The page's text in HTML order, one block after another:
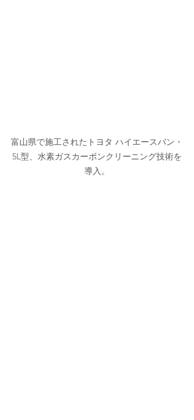
富山県で施工されたトヨタ ハイエースバン・
5L型、水素ガスカーボンクリーニング技術を
導入。